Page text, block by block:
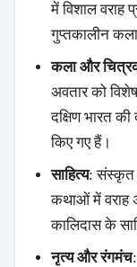
में विशाल वराह
गुप्तकालीन
कला और
अवतार को
दक्षिण भारत
किए गए हैं।
साहित्य: संस्कृत
कथाओं में वराह
कालिदास के
नृत्य और रंगमंच